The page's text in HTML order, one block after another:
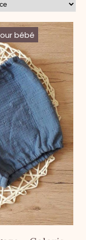
bébé